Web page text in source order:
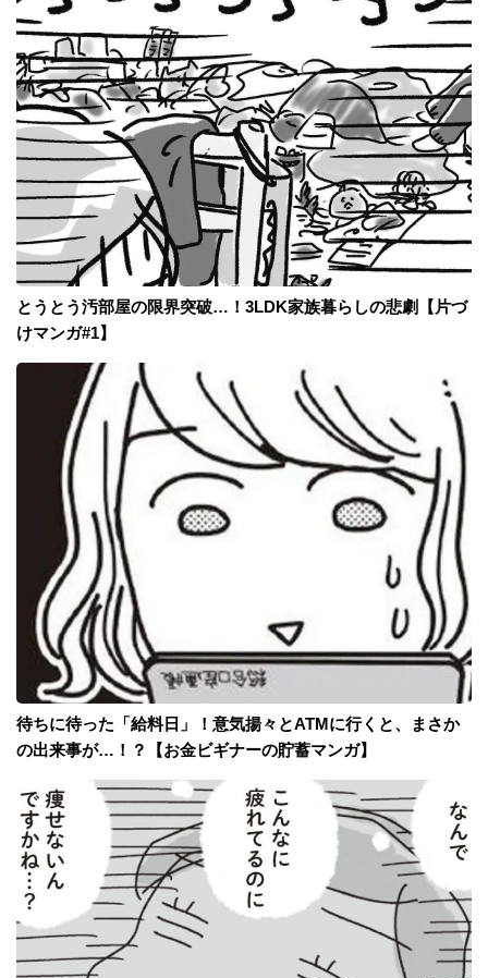
とうとう汚部屋の限界突破…！3LDK家族暮らしの悲劇【片づ
けマンガ#1】
待ちに待った「給料日」！意気揚々とATMに行くと、まさか
の出来事が…！？【お金ビギナーの貯蓄マンガ】